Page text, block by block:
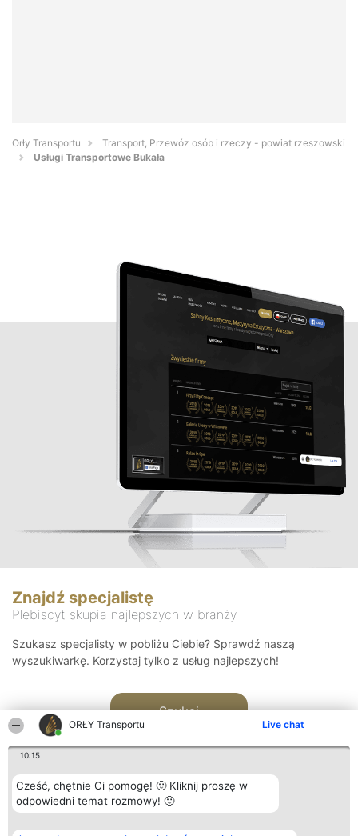
ORŁY Transportu Live chat
10:15
Cześć, chętnie Ci pomogę! 🙂 Kliknij proszę w
odpowiedni temat rozmowy! 🙂
Orły Transportu
Transport, Przewóz osób i rzeczy - powiat rzeszowski
Usługi Transportowe Bukała
Znajdź specjalistę
Plebiscyt skupia najlepszych w branży
Szukasz specjalisty w pobliżu Ciebie? Sprawdź naszą
wyszukiwarkę. Korzystaj tylko z usług najlepszych!
Szukaj
Organizator plebiscytu Plebiscyt Kontakt